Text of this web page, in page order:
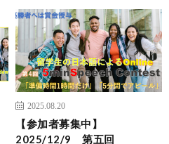
2025.08.20
【参加者募集中】
2025/12/9 第五回